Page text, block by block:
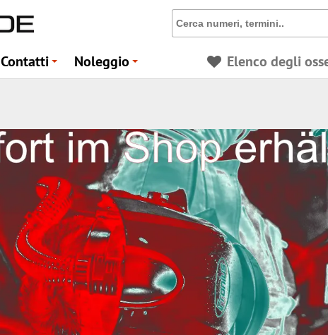
Contatti Noleggio Elenco degli